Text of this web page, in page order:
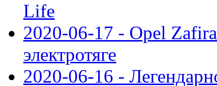
Life
2020-06-17 - Opel
электротяге
2020-06-16 -